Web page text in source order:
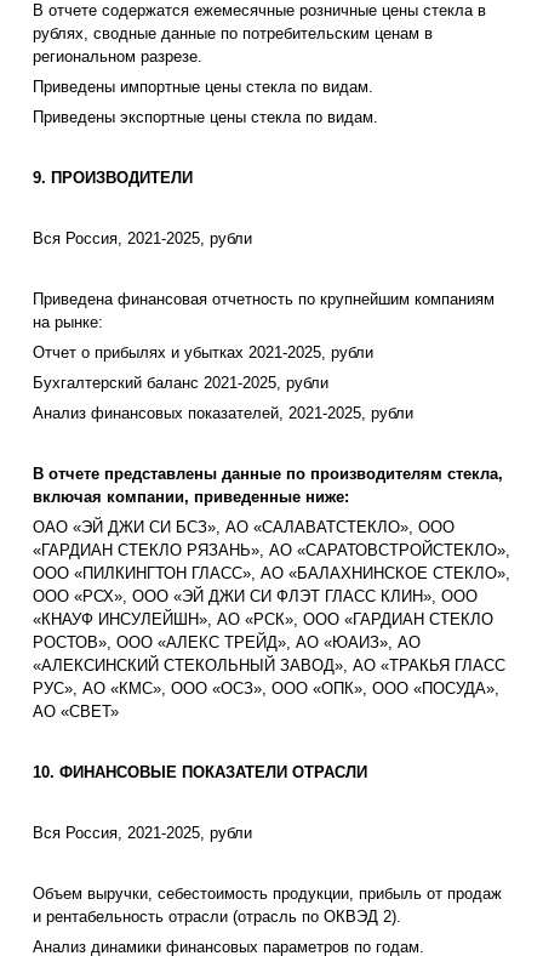
В отчете содержатся ежемесячные розничные цены стекла в
рублях, сводные данные по потребительским ценам в
региональном разрезе.
Приведены импортные цены стекла по видам.
Приведены экспортные цены стекла по видам.
9. ПРОИЗВОДИТЕЛИ
Вся Россия, 2021-2025, рубли
Приведена финансовая отчетность по крупнейшим компаниям
на рынке:
Отчет о прибылях и убытках 2021-2025, рубли
Бухгалтерский баланс 2021-2025, рубли
Анализ финансовых показателей, 2021-2025, рубли
В отчете представлены данные по производителям стекла,
включая компании, приведенные ниже:
ОАО «ЭЙ ДЖИ СИ БСЗ», АО «САЛАВАТСТЕКЛО», ООО
«ГАРДИАН СТЕКЛО РЯЗАНЬ», АО «САРАТОВСТРОЙСТЕКЛО»,
ООО «ПИЛКИНГТОН ГЛАСС», АО «БАЛАХНИНСКОЕ СТЕКЛО»,
ООО «РСХ», ООО «ЭЙ ДЖИ СИ ФЛЭТ ГЛАСС КЛИН», ООО
«КНАУФ ИНСУЛЕЙШН», АО «РСК», ООО «ГАРДИАН СТЕКЛО
РОСТОВ», ООО «АЛЕКС ТРЕЙД», АО «ЮАИЗ», АО
«АЛЕКСИНСКИЙ СТЕКОЛЬНЫЙ ЗАВОД», АО «ТРАКЬЯ ГЛАСС
РУС», АО «КМС», ООО «ОСЗ», ООО «ОПК», ООО «ПОСУДА»,
АО «СВЕТ»
10. ФИНАНСОВЫЕ ПОКАЗАТЕЛИ ОТРАСЛИ
Вся Россия, 2021-2025, рубли
Объем выручки, себестоимость продукции, прибыль от продаж
и рентабельность отрасли (отрасль по ОКВЭД 2).
Анализ динамики финансовых параметров по годам.